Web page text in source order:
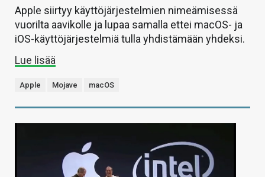
Apple siirtyy käyttöjärjestelmien nimeämisessä
vuorilta aavikolle ja lupaa samalla ettei macOS- ja
iOS-käyttöjärjestelmiä tulla yhdistämään yhdeksi.
Lue lisää
Apple Mojave macOS